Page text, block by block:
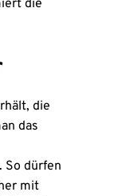
die
die
das
So dürfen
mit